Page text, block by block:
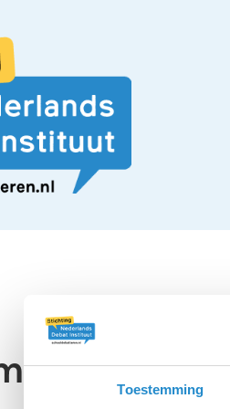
Toestemming
een